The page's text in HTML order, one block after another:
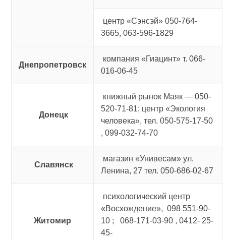
центр «Сэнсэй» 050-764-
3665, 063-596-1829
Днепропетровск
компания «Гиацинт» т. 066-
016-06-45
Донецк
книжный рынок Маяк — 050-
520-71-81; центр «Экология
человека», тел. 050-575-17-50
, 099-032-74-70
Славянск
магазин «Унивесам» ул.
Ленина, 27 тел. 050-686-02-67
Житомир
психологический центр
«Восхождение», 098 551-90-
10 ; 068-171-03-90 , 0412- 25-
45-